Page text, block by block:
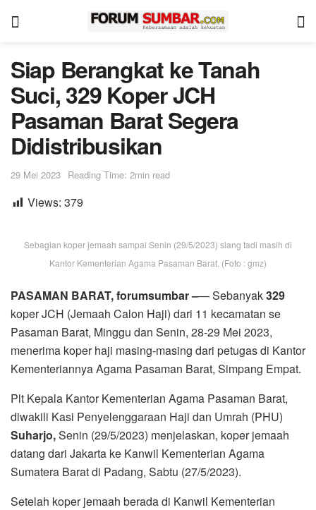
Siap Berangkat ke Tanah
Suci, 329 Koper JCH
Pasaman Barat Segera
Didistribusikan
29 Mei 2023 Reading Time: 2min read
Views: 379
Sebagian koper jemaah sampai Senin (29/5/2023) siang tadi masih di
Kantor Kementerian Agama Pasaman Barat. (Foto : gmz)
PASAMAN BARAT, forumsumbar –— Sebanyak329
koper JCH (Jemaah Calon Haji) dari 11 kecamatan se
Pasaman Barat, Minggu dan Senin, 28-29 Mei 2023,
menerima koper haji masing-masing dari petugas di Kantor
Kementeriannya Agama Pasaman Barat, Simpang Empat.
Plt Kepala Kantor Kementerian Agama Pasaman Barat,
diwakili Kasi Penyelenggaraan Haji dan Umrah (PHU)
Suharjo,Senin (29/5/2023) menjelaskan, koper jemaah
datang dari Jakarta ke Kanwil Kementerian Agama
Sumatera Barat di Padang, Sabtu (27/5/2023).
Setelah koper jemaah berada di Kanwil Kementerian